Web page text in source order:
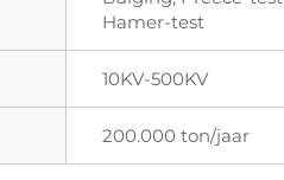
Hamer-test
10KV-500KV
200.000 ton/jaar